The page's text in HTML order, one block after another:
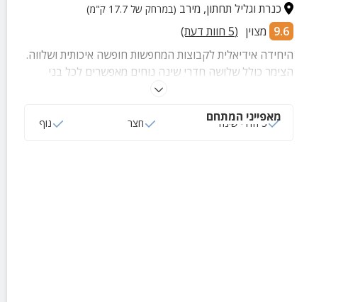
כנרת וגליל תחתון, מירב (במרחק של 17.7 ק"מ)
9.6 מצוין (
5 חוות דעת)
היחידה אידיאלית לקבוצות המחפשות חופשה איכותית ושלווה.
הצימר כולל שלושה חדרי שינה נוחים מאפשרים לכל בני
המשפחה ליהנות מפרטיות ומנוחה, בעוד החצר הירוקה
לרוץ ולשחק.
מאפייני המתחם
3 חדרי שינה חצר נוף